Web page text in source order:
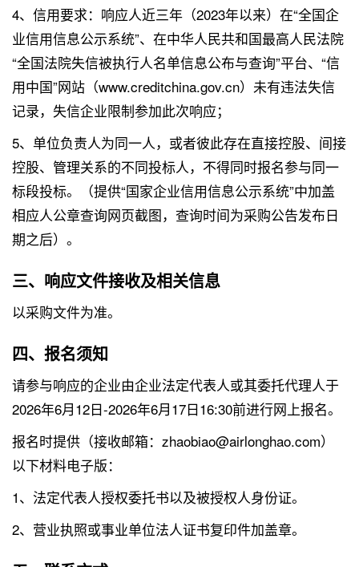
4、信用要求：响应人近三年（2023年以来）在“全国企
业信用信息公示系统”、在中华人民共和国最高人民法院
“全国法院失信被执行人名单信息公布与查询”平台、“信
用中国”网站（www.creditchina.gov.cn）未有违法失信
记录，失信企业限制参加此次响应；
5、单位负责人为同一人，或者彼此存在直接控股、间接
控股、管理关系的不同投标人，不得同时报名参与同一
标段投标。（提供“国家企业信用信息公示系统”中加盖
相应人公章查询网页截图，查询时间为采购公告发布日
期之后）。
三、响应文件接收及相关信息
以采购文件为准。
四、报名须知
请参与响应的企业由企业法定代表人或其委托代理人于
2026年6月12日-2026年6月17日16:30前进行网上报名。
报名时提供（接收邮箱：zhaobiao@airlonghao.com）
以下材料电子版：
1、法定代表人授权委托书以及被授权人身份证。
2、营业执照或事业单位法人证书复印件加盖章。